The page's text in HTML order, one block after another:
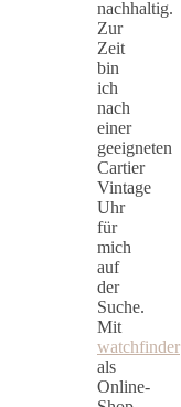
nachhaltig.
Zur
Zeit
bin
ich
nach
einer
geeigneten
Cartier
Vintage
Uhr
für
mich
auf
der
Suche.
Mit
watchfinder
als
Online-